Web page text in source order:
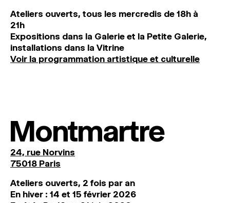
Ateliers ouverts, tous les mercredis de 18h à
21h
Expositions dans la Galerie et la Petite Galerie,
installations dans la Vitrine
Voir la programmation artistique et culturelle
Montmartre
24, rue Norvins
75018 Paris
Ateliers ouverts, 2 fois par an
En hiver : 14 et 15 février 2026